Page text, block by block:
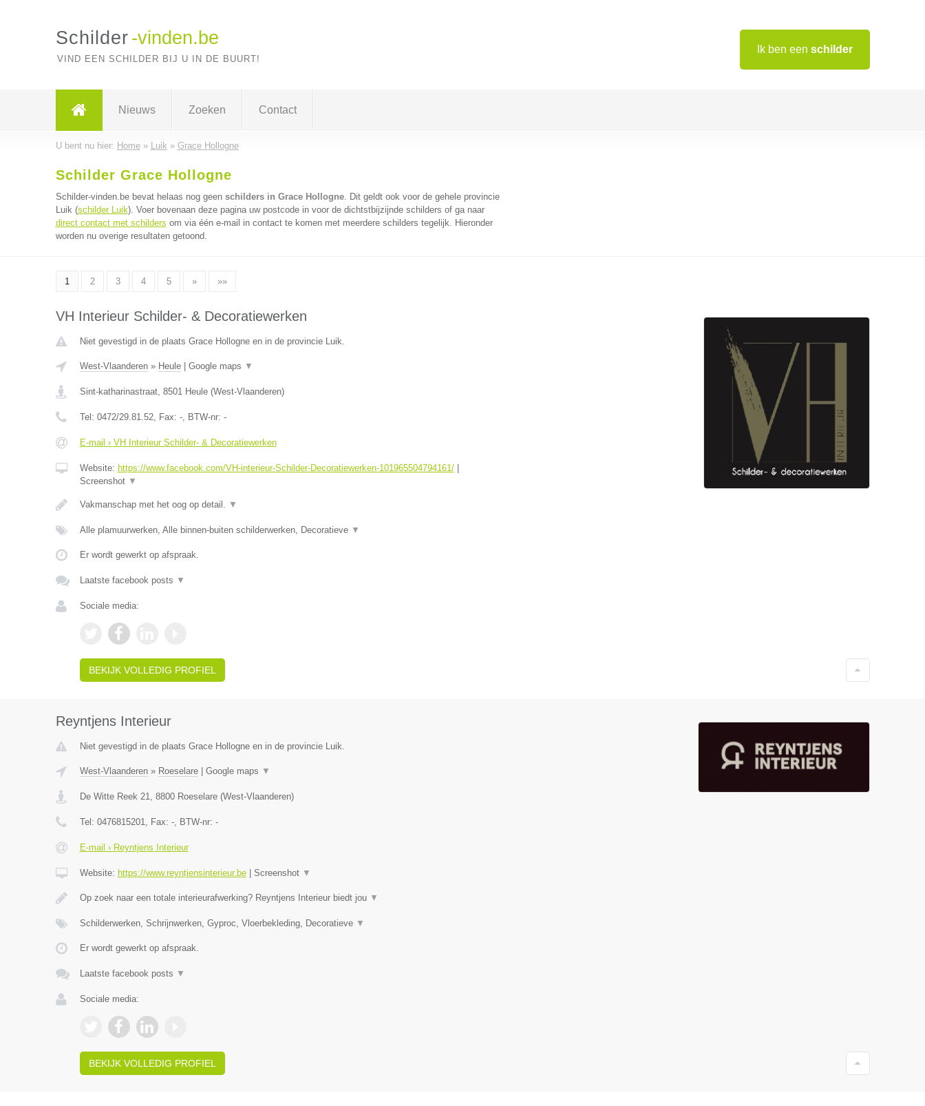
Ik ben een schilder
Schilder -vinden.be
VIND EEN SCHILDER BIJ U IN DE BUURT!
Nieuws Zoeken Contact
U bent nu hier: Home» Luik » Grace Hollogne
Schilder Grace Hollogne
Schilder-vinden.be bevat helaas nog geen schilders in Grace Hollogne. Dit geldt ook voor de gehele provincie
Luik (schilder Luik). Voer bovenaan deze pagina uw postcode in voor de dichtstbijzijnde schilders of ga naar
direct contact met schilders om via één e-mail in contact te komen met meerdere schilders tegelijk. Hieronder
worden nu overige resultaten getoond.
1 2 3 4 5 » »»
VH Interieur Schilder- & Decoratiewerken
Niet gevestigd in de plaats Grace Hollogne en in de provincie Luik.
West-Vlaanderen» Heule| Google maps ▼
Sint-katharinastraat, 8501 Heule(West-Vlaanderen)
Tel: 0472/29.81.52, Fax: -, BTW-nr: -
E-mail › VH Interieur Schilder- & Decoratiewerken
Website: https://www.facebook.com/VH-interieur-Schilder-Decoratiewerken-101965504794161/|
Screenshot ▼
Vakmanschap met het oog op detail. ▼
Alle plamuurwerken, Alle binnen-buiten schilderwerken, Decoratieve ▼
Er wordt gewerkt op afspraak.
Laatste facebook posts ▼
Sociale media:
BEKIJK VOLLEDIG PROFIEL
Reyntjens Interieur
Niet gevestigd in de plaats Grace Hollogne en in de provincie Luik.
West-Vlaanderen» Roeselare| Google maps ▼
De Witte Reek 21, 8800 Roeselare(West-Vlaanderen)
Tel: 0476815201, Fax: -, BTW-nr: -
E-mail › Reyntjens Interieur
Website: https://www.reyntjensinterieur.be| Screenshot ▼
Op zoek naar een totale interieurafwerking? Reyntjens Interieur biedt jou ▼
Schilderwerken, Schrijnwerken, Gyproc, Vloerbekleding, Decoratieve ▼
Er wordt gewerkt op afspraak.
Laatste facebook posts ▼
Sociale media:
BEKIJK VOLLEDIG PROFIEL